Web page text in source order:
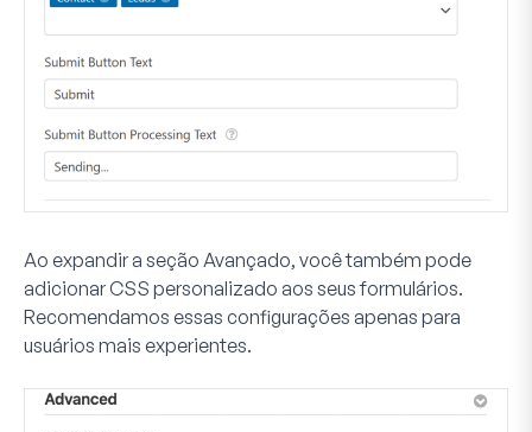
Ao expandir a seção Avançado, você também pode
adicionar CSS personalizado aos seus formulários.
Recomendamos essas configurações apenas para
usuários mais experientes.